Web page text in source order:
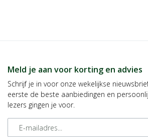
Meld je aan voor korting en advies
Schrijf je in voor onze wekelijkse
eerste de beste aanbiedingen en
lezers gingen je voor.
E-mailadres